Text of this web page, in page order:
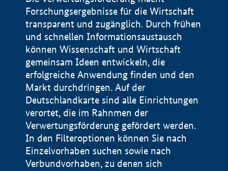
Forschungsergebnisse für die Wirtschaft
transparent und zugänglich. Durch frühen
und schnellen Informationsaustausch
können Wissenschaft und Wirtschaft
gemeinsam Ideen entwickeln, die
erfolgreiche Anwendung finden und den
Markt durchdringen. Auf der
Deutschlandkarte sind alle Einrichtungen
verortet, die im Rahnmen der
Verwertungsförderung gefördert werden.
In den Filteroptionen können Sie nach
Einzelvorhaben suchen sowie nach
Verbundvorhaben, zu denen sich